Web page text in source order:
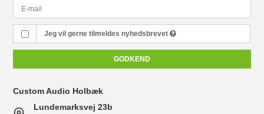
Jeg vil gerne tilmeldes nyhedsbrevet
GODKEND
Custom Audio Holbæk
Lundemarksvej 23b